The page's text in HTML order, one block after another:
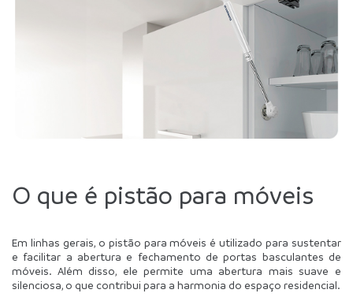
O que é pistão para móveis
Em linhas gerais, o pistão para móveis é utilizado para sustentar
e facilitar a abertura e fechamento de portas basculantes de
móveis. Além disso, ele permite uma abertura mais suave e
silenciosa, o que contribui para a harmonia do espaço residencial.